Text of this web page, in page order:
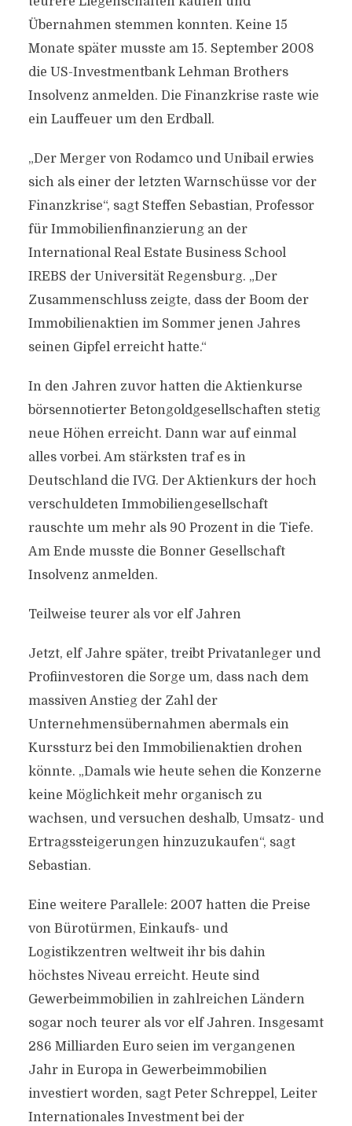
Übernahmen stemmen konnten. Keine 15
Monate später musste am 15. September 2008
die US-Investmentbank Lehman Brothers
Insolvenz anmelden. Die Finanzkrise raste wie
ein Lauffeuer um den Erdball.
„Der Merger von Rodamco und Unibail erwies
sich als einer der letzten Warnschüsse vor der
Finanzkrise“, sagt Steffen Sebastian, Professor
für Immobilienfinanzierung an der
International Real Estate Business School
IREBS der Universität Regensburg. „Der
Zusammenschluss zeigte, dass der Boom der
Immobilienaktien im Sommer jenen Jahres
seinen Gipfel erreicht hatte.“
In den Jahren zuvor hatten die Aktienkurse
börsennotierter Betongoldgesellschaften stetig
neue Höhen erreicht. Dann war auf einmal
alles vorbei. Am stärksten traf es in
Deutschland die IVG. Der Aktienkurs der hoch
verschuldeten Immobiliengesellschaft
rauschte um mehr als 90 Prozent in die Tiefe.
Am Ende musste die Bonner Gesellschaft
Insolvenz anmelden.
Teilweise teurer als vor elf Jahren
Jetzt, elf Jahre später, treibt Privatanleger und
Profiinvestoren die Sorge um, dass nach dem
massiven Anstieg der Zahl der
Unternehmensübernahmen abermals ein
Kurssturz bei den Immobilienaktien drohen
könnte. „Damals wie heute sehen die Konzerne
keine Möglichkeit mehr organisch zu
wachsen, und versuchen deshalb, Umsatz- und
Ertragssteigerungen hinzuzukaufen“, sagt
Sebastian.
Eine weitere Parallele: 2007 hatten die Preise
von Bürotürmen, Einkaufs- und
Logistikzentren weltweit ihr bis dahin
höchstes Niveau erreicht. Heute sind
Gewerbeimmobilien in zahlreichen Ländern
sogar noch teurer als vor elf Jahren. Insgesamt
286 Milliarden Euro seien im vergangenen
Jahr in Europa in Gewerbeimmobilien
investiert worden, sagt Peter Schreppel, Leiter
Internationales Investment bei der